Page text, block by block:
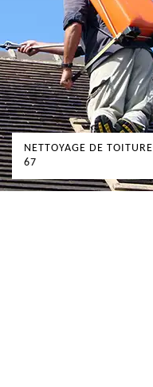
NETTOYAGE DE TOITURE
67